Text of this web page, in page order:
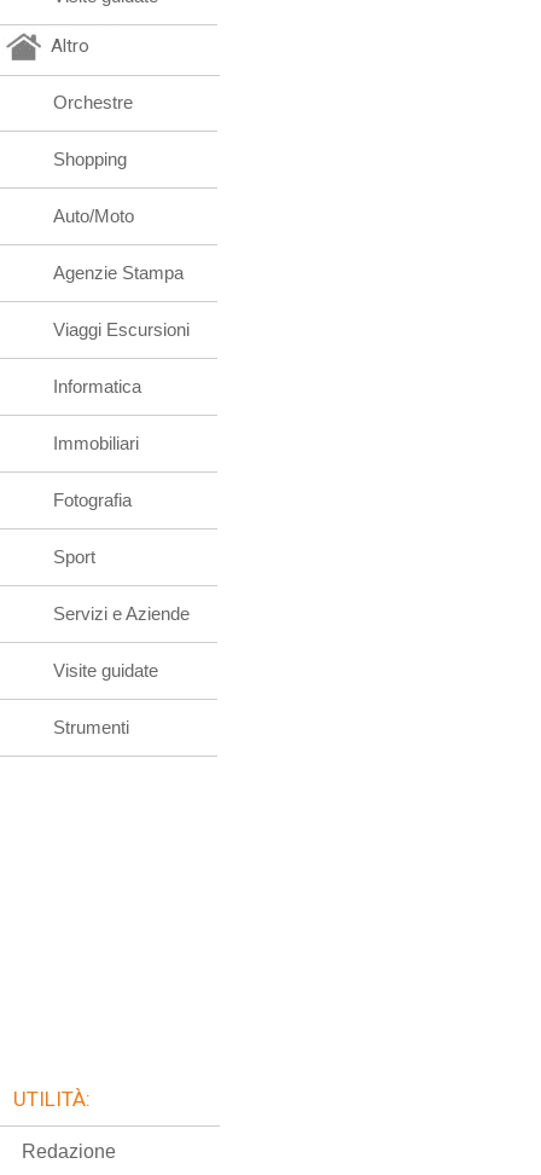
Altro
Orchestre
Shopping
Auto/Moto
Agenzie Stampa
Viaggi Escursioni
Informatica
Immobiliari
Fotografia
Sport
Servizi e Aziende
Visite guidate
Strumenti
UTILITÀ:
Redazione